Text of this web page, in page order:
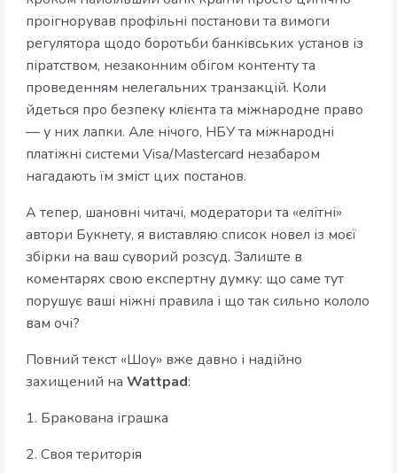
проігнорував профільні постанови та вимоги
регулятора щодо боротьби банківських установ із
піратством, незаконним обігом контенту та
проведенням нелегальних транзакцій. Коли
йдеться про безпеку клієнта та міжнародне право
— у них лапки. Але нічого, НБУ та міжнародні
платіжні системи Visa/Mastercard незабаром
нагадають їм зміст цих постанов.
А тепер, шановні читачі, модератори та «елітні»
автори Букнету, я виставляю список новел із моєї
збірки на ваш суворий розсуд. Залиште в
коментарях свою експертну думку: що саме тут
порушує ваші ніжні правила і що так сильно кололо
вам очі?
Повний текст «Шоу» вже давно і надійно
захищений на Wattpad:
1. Бракована іграшка
2. Своя територія